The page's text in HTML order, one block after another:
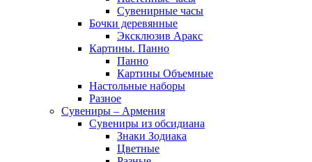
Сувенирные часы
Бочки деревянные
Эксклюзив Аракс
Картины. Панно
Панно
Картины Объемные
Настольные наборы
Разное
Сувениры – Армения
Сувениры из обсидиана
Знаки Зодиака
Цветные